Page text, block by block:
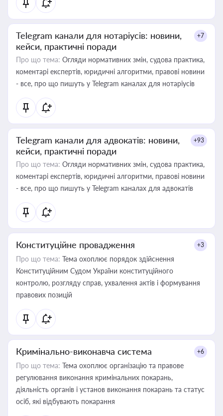
Telegram канали для нотаріусів: новини,
кейси, практичні поради
+7
Про що тема: Огляди нормативних змін, судова практика,
коментарі експертів, юридичні алгоритми, правові новини
- все, про що пишуть у Telegram каналах для нотаріусів
Telegram канали для адвокатів: новини,
кейси, практичні поради
+93
Про що тема: Огляди нормативних змін, судова практика,
коментарі експертів, юридичні алгоритми, правові новини
- все, про що пишуть у Telegram каналах для адвокатів
Конституційне провадження +3
Про що тема: Тема охоплює порядок здійснення
Конституційним Судом України конституційного
контролю, розгляду справ, ухвалення актів і формування
правових позицій
Кримінально-виконавча система +6
Про що тема: Тема охоплює організацію та правове
регулювання виконання кримінальних покарань,
діяльність органів і установ виконання покарань та статус
осіб, які відбувають покарання